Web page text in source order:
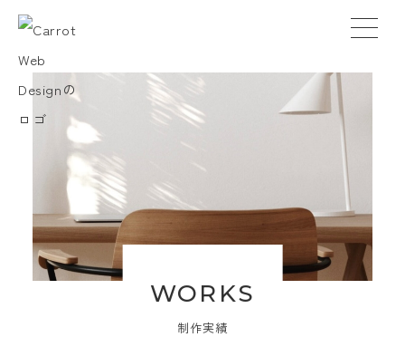
WORKS
制作実績